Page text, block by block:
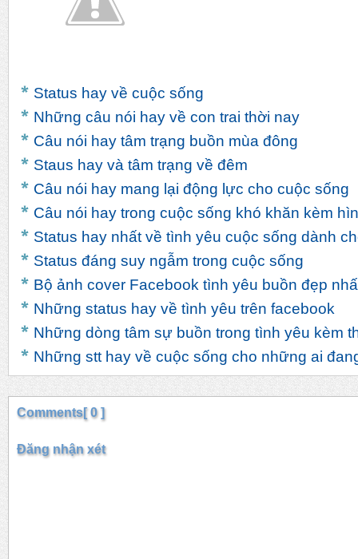
Status hay về cuộc sống
Những câu nói hay về con trai thời nay
Câu nói hay tâm trạng buồn mùa đông
Staus hay và tâm trạng về đêm
Câu nói hay mang lại động lực cho cuộc sống
Câu nói hay trong cuộc sống khó khăn kèm
Status hay nhất về tình yêu cuộc sống dành
Status đáng suy ngẫm trong cuộc sống
Bộ ảnh cover Facebook tình yêu buồn đẹp
Những status hay về tình yêu trên facebook
Những dòng tâm sự buồn trong tình yêu kèm
Những stt hay về cuộc sống cho những ai
Comments[ 0 ]
Đăng nhận xét